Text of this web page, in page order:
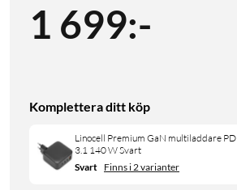
1 699:-
Komplettera ditt köp
Linocell Premium GaN multiladdare PD
3.1 140 W Svart
Svart Finns i 2 varianter